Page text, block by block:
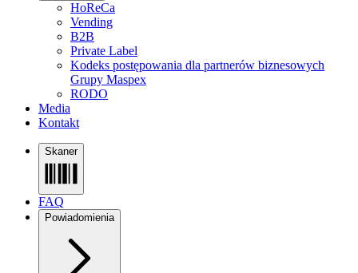
HoReCa
Vending
B2B
Private Label
Kodeks postępowania dla partnerów biznesowych
Grupy Maspex
RODO
Media
Kontakt
Skaner
FAQ
Powiadomienia